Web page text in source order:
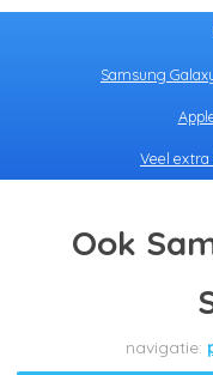
Samsung
Veel
Ook